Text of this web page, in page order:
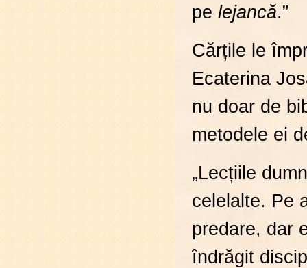
pe lejancă.”
Cărțile le
Ecaterina
nu doar de
metodele ei
„Lecțiile
celelalte. Pe
predare, dar
îndrăgit